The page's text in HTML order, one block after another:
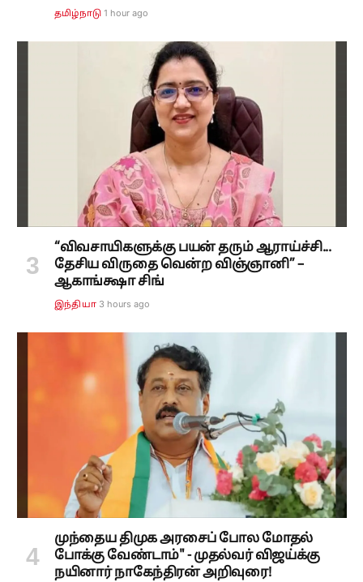
தமிழ்நாடு 1 hour ago
“விவசாயிகளுக்கு பயன் தரும் ஆராய்ச்சி...
தேசிய விருதை வென்ற விஞ்ஞானி” –
ஆகாங்க்ஷா சிங்
இந்தியா 3 hours ago
முந்தைய திமுக அரசைப் போல மோதல்
போக்கு வேண்டாம்" - முதல்வர் விஜய்க்கு
நயினார் நாகேந்திரன் அறிவுரை!